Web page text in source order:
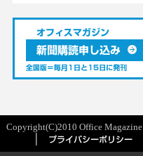
Copyright(C)2010 Office